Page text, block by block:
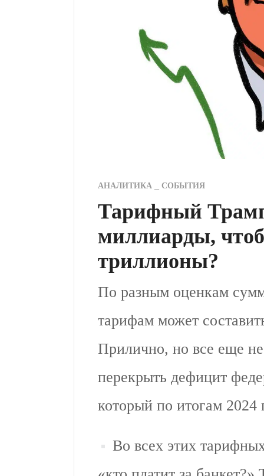
АНАЛИТИКА СОБЫТИЯ
Тарифный
миллиарды,
триллионы?
По разным оценкам
тарифам может
Прилично, но все еще
перекрыть дефицит
который по итогам 2024
Во всех этих